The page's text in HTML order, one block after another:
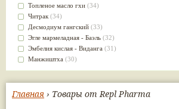
Главная › Товары от Repl Pharma
Kudos
Swadeshi(1)
The Sidhpur Sat-Isabgol Factory
Vedika Herbals
Премиум Групп
(1)
Страна происхождения: Грузия
Сахачаради(5)
Шанкапушпи
Dabur Red(4)
Vyoshadi Vatakam (4)
Арагвадха(4)
Гандхарвахастади
Капикачху (Мукуна)
Топленое масло гхи (34)
Читрак (34)
Десмодиум гангский (33)
Эгле мармеладная - Баэль (32)
Эмбелия кислая - Виданга (31)
Манжиштха (30)
Сандал белый(30)
Брихати(29)
Яштимадху (28)